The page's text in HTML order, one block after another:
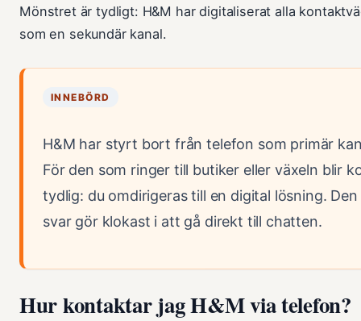
Mönstret är tydligt: H&M har digitaliserat alla
som en sekundär kanal.
INNEBÖRD
H&M har styrt bort från telefon som primär
För den som ringer till butiker eller växeln blir
tydlig: du omdirigeras till en digital lösning.
svar gör klokast i att gå direkt till chatten.
Hur kontaktar jag H&M via telefon?